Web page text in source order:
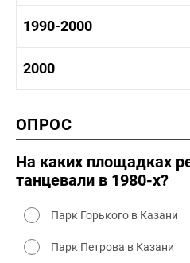
1970-1980 культура
1970 - 1980 быт
1980 -1990 история
1980-1990 культура
1990-2000
1990-2000 культура
2000
2000 промышленность
2000 культура
ОПРОС
На каких площадках
танцевали в 1980-х?
Парк Горького в Казани
Парк Петрова в Казани